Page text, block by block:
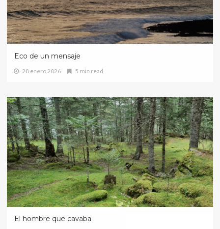
Eco de un mensaje
28 enero 2026 5 min read
El hombre que cavaba